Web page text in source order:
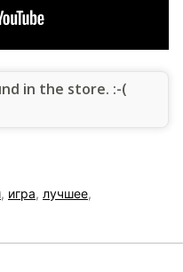
in the store. :-(
, игра, лучшее,